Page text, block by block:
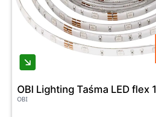
OBI Lighting Taśma LED flex
OBI